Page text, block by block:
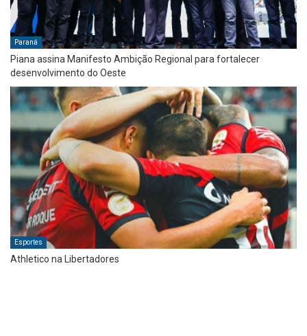
Paraná
Piana assina Manifesto Ambição Regional para fortalecer
desenvolvimento do Oeste
Esportes
Athletico na Libertadores